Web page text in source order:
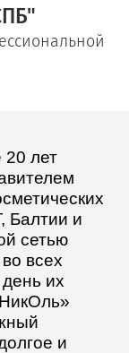
лет
Балтии и
сетью
всех
их
и